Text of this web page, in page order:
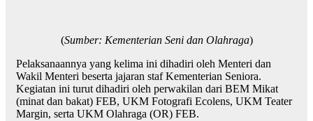
(Sumber: Kementerian Seni dan Olahraga)
Pelaksanaannya yang kelima ini dihadiri oleh Menteri dan
Wakil Menteri beserta jajaran staf Kementerian Seniora.
Kegiatan ini turut dihadiri oleh perwakilan dari BEM Mikat
(minat dan bakat) FEB, UKM Fotografi Ecolens, UKM Teater
Margin, serta UKM Olahraga (OR) FEB.